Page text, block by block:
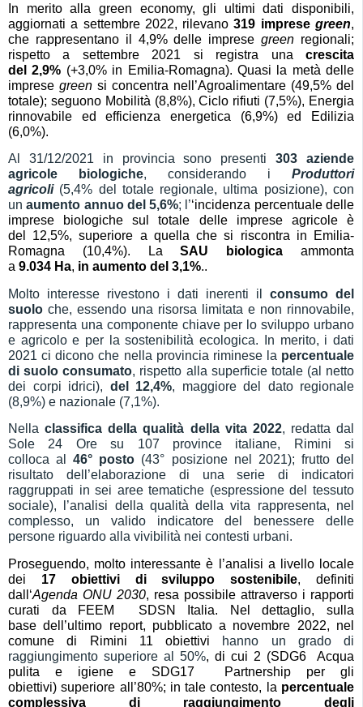
In merito alla green economy, gli ultimi dati disponibili,
aggiornati a settembre 2022, rilevano319 impresegreen,
che rappresentano il 4,9% delle impresegreen regionali;
rispetto a settembre2021 si registra unacrescita
del2,9% (+3,0% in Emilia-Romagna). Quasi
la metà delle
imprese green si concentra nell’Agroalimentare (49,5% del
totale); seguono Mobilità (8,8%), Ciclo rifiuti (7,5%), Energia
rinnovabile ed efficienza energetica (6,9%)ed Edilizia
(6,0%).
Al 31/12/2021 in provincia sono presenti303 aziende
agricole biologiche, considerando i Produttori
agricoli(5,4% del totale regionale, ultima posizione), con
unaumento annuodel5,6%; l’‘incidenza percentuale delle
imprese biologichesul totale delle imprese agricole è
del 12,5%, superiore a quella che si riscontra in
Emilia-
Romagna (10,4%). LaSAU biologica ammonta
a 9.034 Ha, in aumento del 3,1%..
Molto interesse rivestono i dati inerenti il consumo del
suolo che, essendo una risorsa limitata e non rinnovabile,
rappresenta una componente chiave per lo sviluppo urbano
e agricolo e per la sostenibilità ecologica. In merito, i dati
2021 ci dicono che nella provincia riminese la percentuale
di suolo consumato, rispetto alla superficie totale (al netto
dei corpi idrici), del 12,4%, maggiore del dato regionale
(8,9%) e nazionale (7,1%).
Nellaclassifica della qualità della vita 2022, redatta dal
Sole 24 Ore su 107 province italiane, Rimini si
colloca al46° posto (43° posizione nel 2021); frutto del
risultato dell’elaborazione di una serie di indicatori
raggruppati in sei aree tematiche (espressione del tessuto
sociale), l’analisi della qualità della vita rappresenta, nel
complesso, un valido indicatore del benessere delle
persone riguardo alla vivibilità nei contesti urbani.
Proseguendo, molto interessante è l’analisi a livello locale
dei 17 obiettivi di sviluppo sostenibile,definiti
dall ‘Agenda ONU 2030, resa possibile attraverso i rapporti
curati da FEEM  SDSN Italia. Nel dettaglio, sulla
basedell’ultimo report, pubblicato a novembre 2022, nel
comune di
Rimini 11 obiettivi
hanno un grado di
raggiungimento superiore al 50%, di cui 2 (SDG6  Acqua
pulita e igiene e SDG17  Partnership per gli
obiettivi) superiore all’80%; in tale contesto, la percentuale
complessiva di raggiungimento degli